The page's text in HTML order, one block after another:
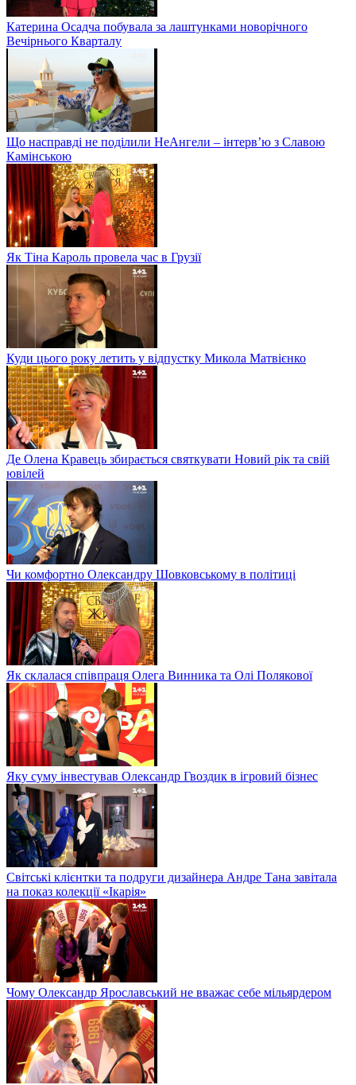
Катерина Осадча побувала за лаштунками новорічного
Вечірнього Кварталу
Що насправді не поділили НеАнгели – інтерв’ю з Славою
Камінською
Як Тіна Кароль провела час в Грузії
Куди цього року летить у відпустку Микола Матвієнко
Де Олена Кравець збирається святкувати Новий рік та свій
ювілей
Чи комфортно Олександру Шовковському в політиці
Як склалася співпраця Олега Винника та Олі Полякової
Яку суму інвестував Олександр Гвоздик в ігровий бізнес
Світські клієнтки та подруги дизайнера Андре Тана завітала
на показ колекції «Ікарія»
Чому Олександр Ярославський не вважає себе мільярдером